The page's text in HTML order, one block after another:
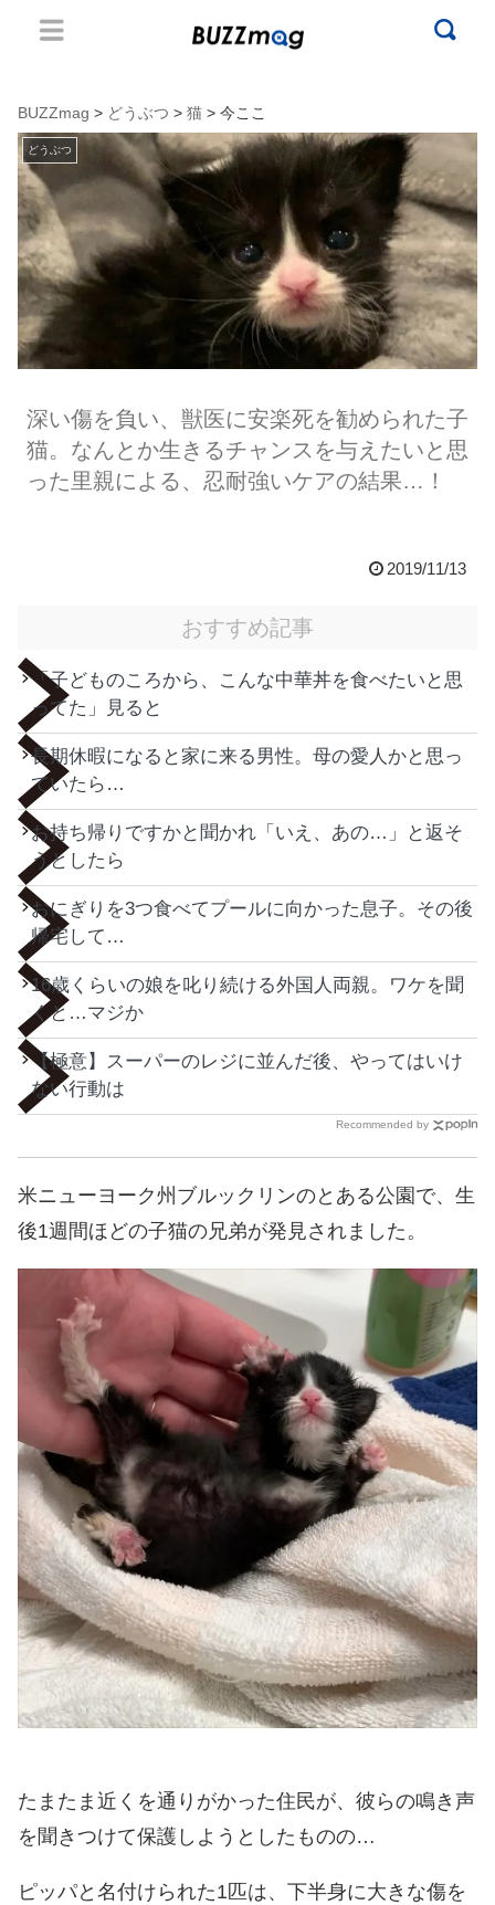
BUZZmag > どうぶつ > 猫 > 今ここ
どうぶつ
深い傷を負い、獣医に安楽死を勧められた子
猫。なんとか生きるチャンスを与えたいと思
った里親による、忍耐強いケアの結果…！
2019/11/13
おすすめ記事
「子どものころから、こんな中華丼を食べたいと思
ってた」見ると
長期休暇になると家に来る男性。母の愛人かと思っ
ていたら…
お持ち帰りですかと聞かれ「いえ、あの…」と返そ
うとしたら
おにぎりを3つ食べてプールに向かった息子。その後
帰宅して…
16歳くらいの娘を叱り続ける外国人両親。ワケを聞
くと…マジか
【極意】スーパーのレジに並んだ後、やってはいけ
ない行動は
Recommended by
米ニューヨーク州ブルックリンのとある公園で、生
後1週間ほどの子猫の兄弟が発見されました。
たまたま近くを通りがかった住民が、彼らの鳴き声
を聞きつけて保護しようとしたものの…
ピッパと名付けられた1匹は、下半身に大きな傷を